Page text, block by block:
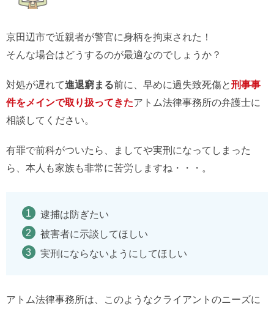
京田辺市で近親者が警官に身柄を拘束された！
そんな場合はどうするのが最適なのでしょうか？
対処が遅れて進退窮まる前に、早めに過失致死傷と刑事事
件をメインで取り扱ってきたアトム法律事務所の弁護士に
相談してください。
有罪で前科がついたら、ましてや実刑になってしまった
ら、本人も家族も非常に苦労しますね・・・。
逮捕は防ぎたい
被害者に示談してほしい
実刑にならないようにしてほしい
アトム法律事務所は、このようなクライアントのニーズに